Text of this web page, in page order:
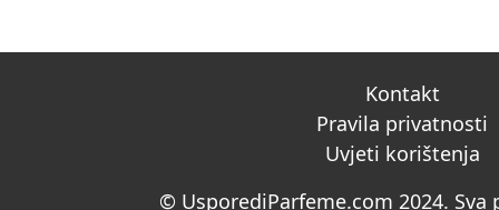
Kontakt
Pravila privatnosti
Uvjeti korištenja
© UsporediParfeme.com 2024. Sva